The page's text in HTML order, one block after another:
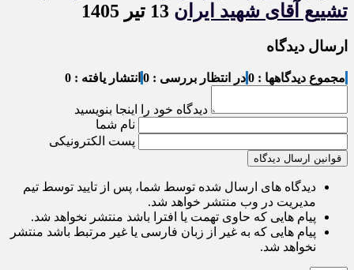
تشییع آقای شهید ایران
ارسال دیدگاه
مجموع دیدگاهها : 0 در انتظار بررسی : 0 انتشار یافته : 0
دیدگاه خود را اینجا بنویسید
نام شما
پست الکترونیکی
قوانین ارسال دیدگاه
دیدگاه های ارسال شده توسط شما، پس از تایید توسط تیم
مدیریت در وب منتشر خواهد شد.
پیام هایی که حاوی تهمت یا افترا باشد منتشر نخواهد شد.
پیام هایی که به غیر از زبان فارسی یا غیر مرتبط باشد منتشر
نخواهد شد.